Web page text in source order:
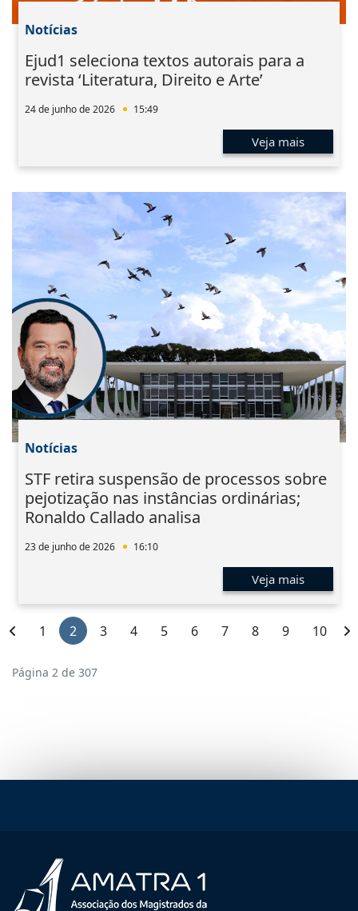
Notícias
Ejud1 seleciona textos autorais para a
revista ‘Literatura, Direito e Arte’
24 de junho de 2026 15:49
Veja mais
Notícias
STF retira suspensão de processos sobre
pejotização nas instâncias ordinárias;
Ronaldo Callado analisa
23 de junho de 2026 16:10
Veja mais
1 2 3 4 5 6 7 8 9 10
Página 2 de 307